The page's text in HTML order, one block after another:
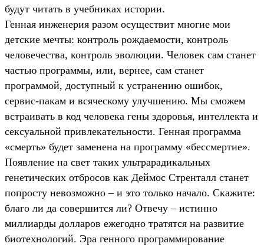
будут читать в учебниках истории.
Генная инженерия разом осуществит многие мои
детские мечты: контроль рождаемости, контроль
человечества, контроль эволюции. Человек сам станет
частью программы, или, вернее, сам станет
программой, доступный к устранению ошибок,
сервис-пакам и всяческому улучшению. Мы сможем
встраивать в код человека гены здоровья, интеллекта и
сексуальной привлекательности. Генная программа
«смерть» будет заменена на программу «бессмертие».
Появление на свет таких ультрарадикальных
генетических отбросов как Деймос Стренталл станет
попросту невозможно – и это только начало. Скажите:
благо ли да совершится ли? Отвечу – истинно
миллиарды долларов ежегодно тратятся на развитие
биотехнологий. Эра генного программирование